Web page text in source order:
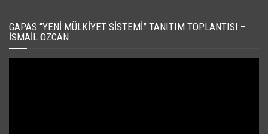
GAPAS “YENI MÜLKIYET SISTEMI” TANITIM TOPLANTISI –
İSMAIL ÖZCAN